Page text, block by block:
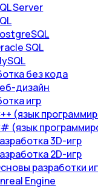
Server
SQL
без кода
дизайн
игр
(язык
(язык
3D-игр
2D-игр
разработки
Engine